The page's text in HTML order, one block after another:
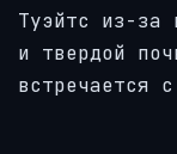
Туэйтс из-за
и твердой
встречается